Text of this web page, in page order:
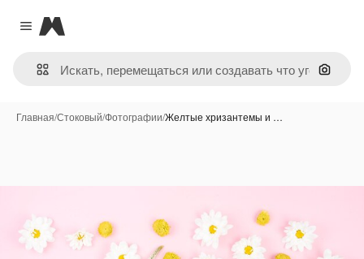
Close menu
Magnific
Поиск
Главная/Стоковый/Фотографии/Желтые хризантемы и …